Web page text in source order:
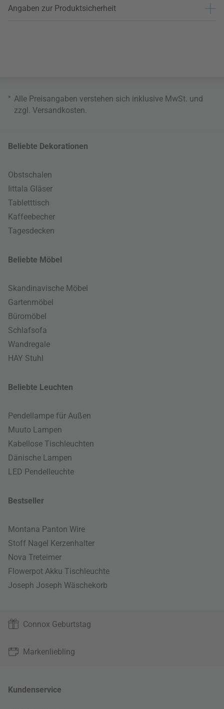
Angaben zur Produktsicherheit
* Alle Preisangaben verstehen sich inklusive MwSt. und
zzgl. Versandkosten.
Beliebte Dekorationen
Obstschalen
Iittala Gläser
Tabletttisch
Kaffeebecher
Tagesdecken
Beliebte Möbel
Skandinavische Möbel
Gartenmöbel
Büromöbel
Schlafsofa
Wandregale
HAY Stuhl
Beliebte Leuchten
Pendellampe für Außen
Muuto Lampen
Kabellose Tischleuchten
Dänische Lampen
LED Pendelleuchte
Bestseller
Montana Panton Wire
Stoff Nagel Kerzenhalter
Nova Treteimer
Flowerpot Akku Tischleuchte
Joseph Joseph Wäschekorb
Connox Geburtstag
Markenliebling
Kundenservice